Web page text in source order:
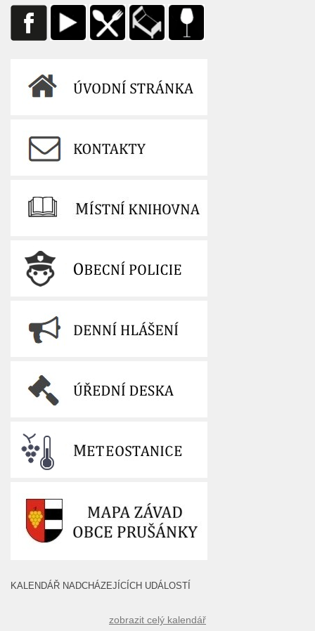
KALENDÁŘ NADCHÁZEJÍCÍCH UDÁLOSTÍ
zobrazit celý kalendář